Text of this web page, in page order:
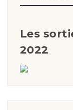
Les
2022